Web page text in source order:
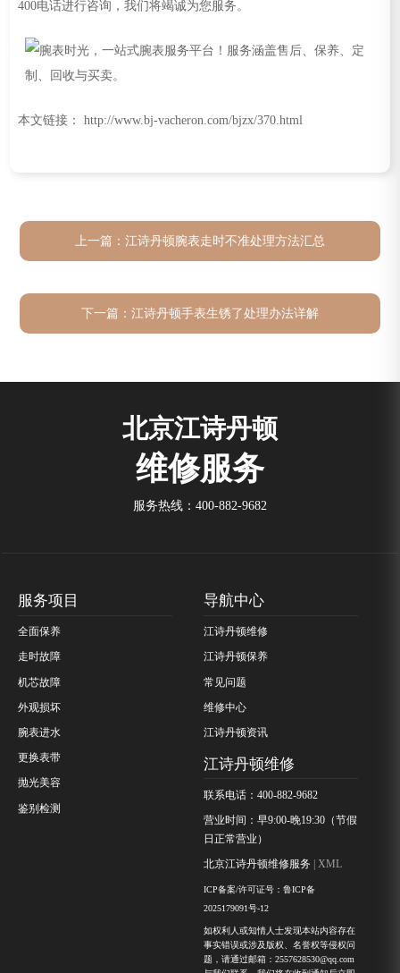
400电话进行咨询，我们将竭诚为您服务。
本文链接： http://www.bj-vacheron.com/bjzx/370.html
上一篇： 江诗丹顿腕表走时不准处理方法汇总
下一篇： 江诗丹顿手表生锈了处理办法详解
北京江诗丹顿
维修服务
服务热线： 400-882-9682
服务项目
全面保养
走时故障
机芯故障
外观损坏
腕表进水
更换表带
抛光美容
鉴别检测
导航中心
江诗丹顿维修
江诗丹顿保养
常见问题
维修中心
江诗丹顿资讯
江诗丹顿维修
联系电话：400-882-9682
营业时间：早9:00-晚19:30（节假
日正常营业）
北京江诗丹顿维修服务 | XML
ICP备案/许可证号：鲁ICP备
2025179091号-12
如权利人或知情人士发现本站内容存在
事实错误或涉及版权、名誉权等侵权问
题，请通过邮箱：2557628530@qq.com